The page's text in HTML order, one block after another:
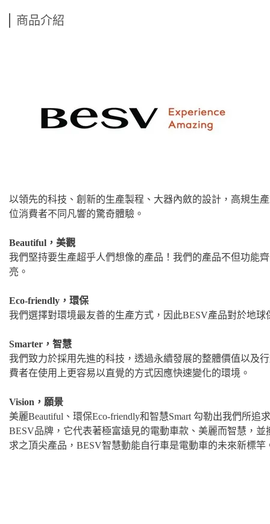
商品介紹
以領先的科技、創新的生產製程、大器內斂的設計，高規生
位消費者不同凡響的驚奇體驗。
Beautiful，美觀
我們堅持要生產超乎人們想像的產品！我們的產品不但功能
亮。
Eco-friendly，環保
我們選擇對環境最友善的生產方式，因此BESV產品對於地球
Smarter，智慧
我們致力於採用先進的科技，透過永續發展的整體價值以及
費者在使用上更容易以直覺的方式因應快速變化的環境。
Vision，願景
美麗Beautiful、環保Eco-friendly和智慧Smart 勾勒出我們所
BESV品牌，它代表著極富遠見的電動車款、美麗而智慧，
求之頂尖產品，BESV智慧動能自行車是電動車的未來新標竿